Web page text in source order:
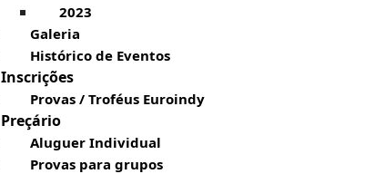
2023
Galeria
Histórico de Eventos
Inscrições
Provas / Troféus Euroindy
Preçário
Aluguer Individual
Provas para grupos